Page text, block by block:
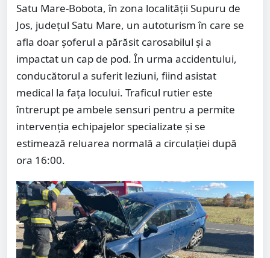
Satu Mare-Bobota, în zona localității Supuru de
Jos, județul Satu Mare, un autoturism în care se
afla doar șoferul a părăsit carosabilul și a
impactat un cap de pod. În urma accidentului,
conducătorul a suferit leziuni, fiind asistat
medical la fața locului. Traficul rutier este
întrerupt pe ambele sensuri pentru a permite
intervenția echipajelor specializate și se
estimează reluarea normală a circulației după
ora 16:00.